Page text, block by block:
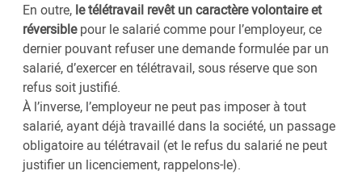
En outre, le télétravail revêt un caractère volontaire et
réversiblepour le salarié comme pour l’employeur, ce
dernier pouvant refuser une demande formulée par un
salarié, d’exercer en télétravail, sous réserve que son
refus soit justifié.
À l’inverse, l’employeur ne peut pas imposer à tout
salarié, ayant déjà travaillé dans la société, un passage
obligatoire au télétravail (et le refus du salarié ne peut
justifier un licenciement, rappelons-le).